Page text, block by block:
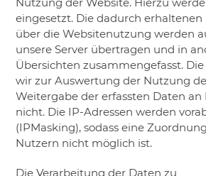
eingesetzt. Die dadurch
über die Websitenutzung werden
unsere Server übertragen und in
Übersichten zusammengefasst.
wir zur Auswertung der Nutzung
Weitergabe der erfassten Daten
nicht. Die IP-Adressen werden
(IPMasking), sodass eine
Nutzern nicht möglich ist.
Die Verarbeitung der Daten zu